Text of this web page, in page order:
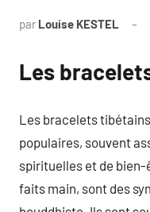
par Louise KESTEL
Les
Les bracelets
populaires, souvent
spirituelles et de
faits main, sont des